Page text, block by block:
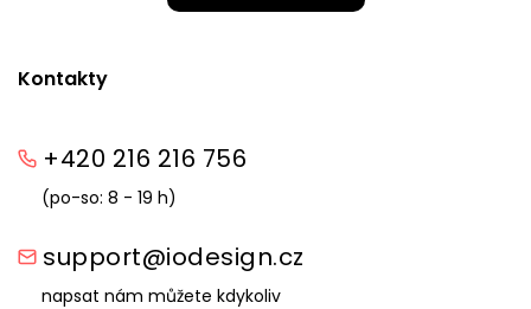
Kontakty
+420 216 216 756
(po-so: 8 - 19 h)
support@iodesign.cz
napsat nám můžete kdykoliv